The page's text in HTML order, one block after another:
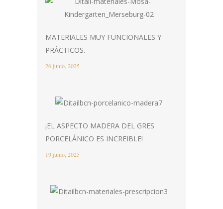
MATERIALES MUY FUNCIONALES Y
PRÁCTICOS.
26 junio, 2025
¡EL ASPECTO MADERA DEL GRES
PORCELÁNICO ES INCREIBLE!
19 junio, 2025